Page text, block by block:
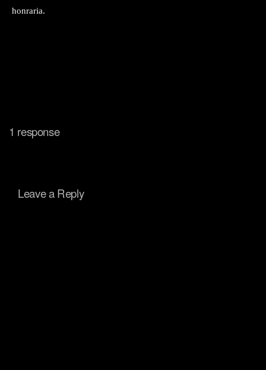
honraria.
1 response
Leave a Reply